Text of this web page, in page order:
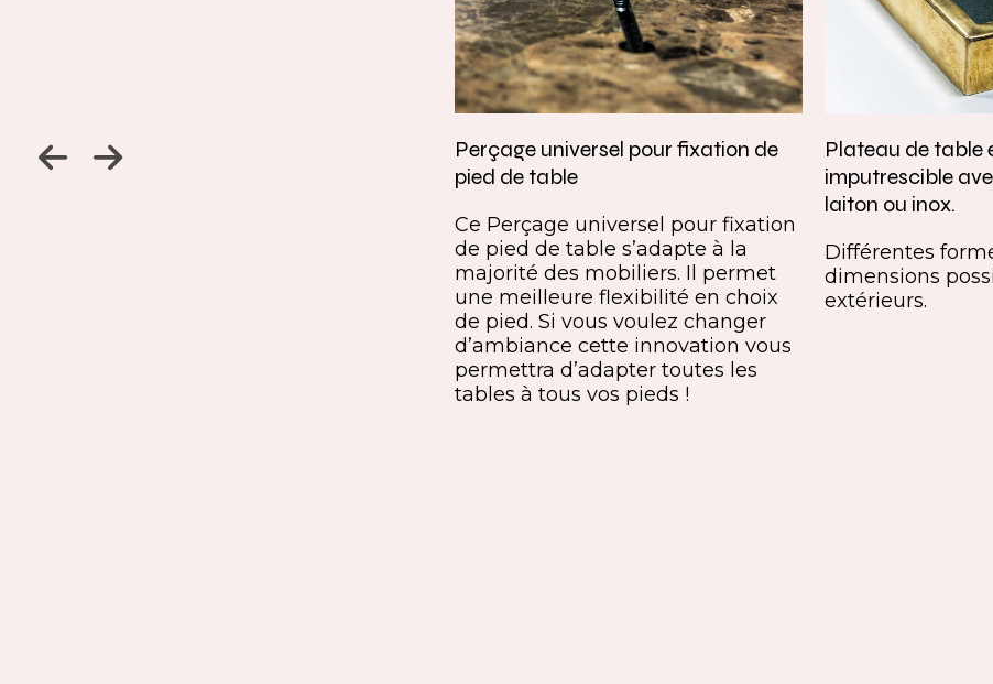
Jambage à 45
Perçage universel pour fixation de
pied de table
Ce Perçage universel pour fixation
de pied de table s’adapte à la
majorité des mobiliers. Il permet
une meilleure flexibilité en choix
de pied. Si vous voulez changer
d’ambiance cette innovation vous
permettra d’adapter toutes les
tables à tous vos pieds !
Plateau de table
imputrescible
laiton ou inox.
Différentes
dimensions
extérieurs.